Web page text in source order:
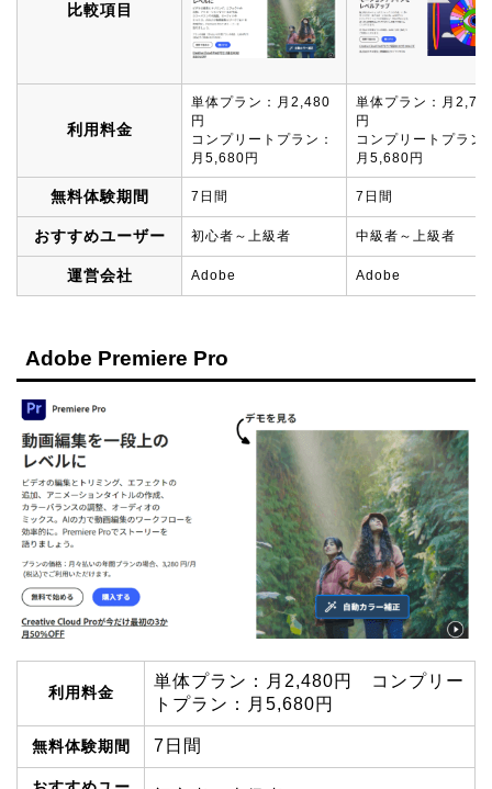
比較項目
利用料金
単体プラン：月2,480
円
コンプリートプラン：
月5,680円
単体プラン：月
円
コンプリートプラン
月5,680円
無料体験期間 7日間 7日間
おすすめユーザー 初心者～上級者 中級者～上級者
運営会社 Adobe Adobe
Adobe Premiere Pro
利用料金
単体プラン：月2,480円 コンプリー
トプラン：月5,680円
無料体験期間 7日間